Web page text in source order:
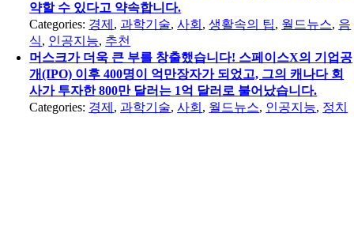
약할 수 있다고 약속합니다.
Categories: 경제 ,과학기술,사회 ,생활속의 팁, 월드뉴스, 음
식, 인공지능, 추천
머스크가 더욱 큰 부를 창출했습니다! 스페이스X의 기업공
개(IPO) 이후 400명이 억만장자가 되었고, 그의 캐나다 회
사가 투자한 800만 달러는 1억 달러로 불어났습니다.
Categories: 경제 ,과학기술,사회 , 월드뉴스, 인공지능, 정치